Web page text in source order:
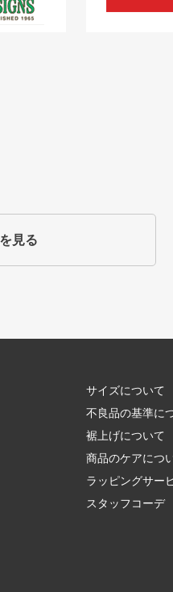
見る
サイズについて
不良品の基準に
裾上げについて
商品のケアにつ
ラッピングサー
スタッフコーデ